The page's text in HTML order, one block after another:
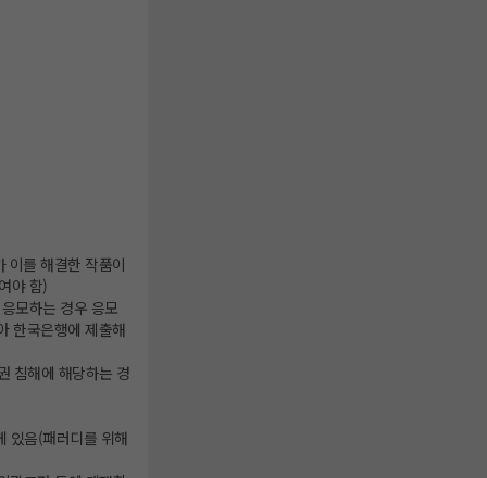
이를 해결한 작품이
야 함)
모하는 경우 응모
한국은행에 제출해
침해에 해당하는 경
있음(패러디를 위해